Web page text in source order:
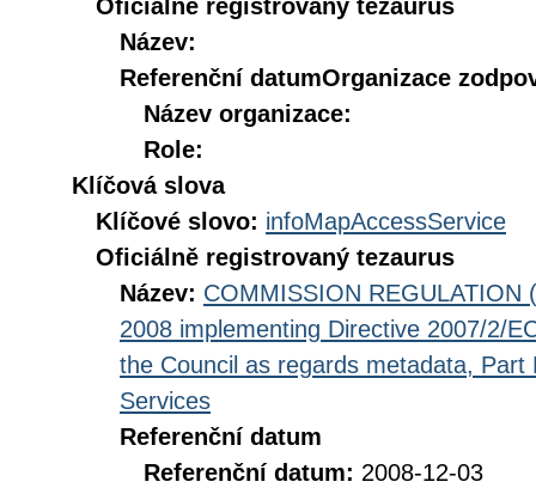
Oficiálně registrovaný tezaurus
Název:
Referenční datumOrganizace
Název organizace:
Role:
Klíčová slova
Klíčové slovo: infoMapAccessService
Oficiálně registrovaný tezaurus
Název: COMMISSION REGULATION
2008 implementing Directive 2007/2/
the Council as regards metadata,
Services
Referenční datum
Referenční datum: 2008-12-03